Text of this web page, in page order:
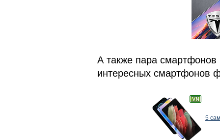
А также пара
интересных смартфонов
5